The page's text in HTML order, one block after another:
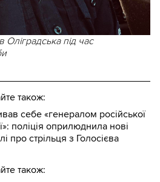
під час
також:
себе «генералом російської
поліція оприлюднила нові
про стрільця з Голосієва
також: